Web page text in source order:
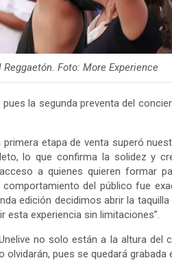
Reggaetón. Foto: More Experience
la segunda preventa del
etapa de venta superó
lo que confirma la solidez y
a quienes quieren formar
del público fue
edición decidimos abrir la
esta experiencia sin limitaciones”.
no solo están a la altura del
pues se quedará